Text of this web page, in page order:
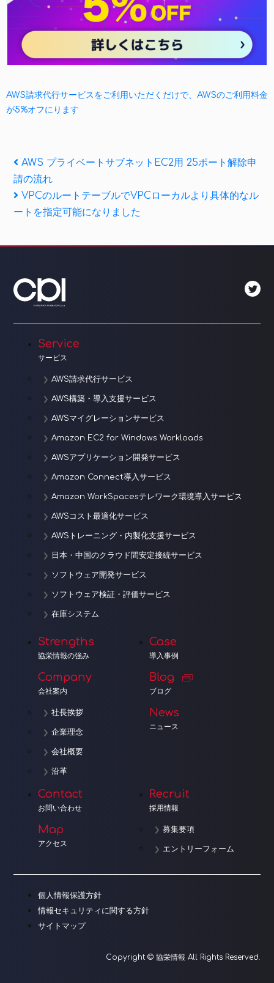
AWS請求代行サービスをご利用いただくだけで、AWSのご利用料金
が5%オフにります
投
稿
ナ
ー
シ
ョ
ン
Previous
Post
AWS プライベートサブネットEC2用 25ポート解除申
請の流れ
Next
Post
VPCのルートテーブルでVPCローカルより具体的なル
ートを指定可能になりました
Service
サービス
AWS請求代行サービス
AWS構築・導入支援サービス
AWSマイグレーションサービス
Amazon EC2 for Windows Workloads
AWSアプリケーション開発サービス
Amazon Connect導入サービス
Amazon WorkSpacesテレワーク環境導入サービス
AWSコスト最適化サービス
AWSトレーニング・内製化支援サービス
日本・中国のクラウド間安定接続サービス
ソフトウェア開発サービス
ソフトウェア検証・評価サービス
在庫システム
Strengths
協栄情報の強み
Company
会社案内
社長挨拶
企業理念
会社概要
沿革
Case
導入事例
Blog
ブログ
News
ニュース
Contact
お問い合わせ
Map
アクセス
Recruit
採用情報
募集要項
エントリーフォーム
個人情報保護方針
情報セキュリティに関する方針
サイトマップ
Copyright © 協栄情報 All Rights Reserved.